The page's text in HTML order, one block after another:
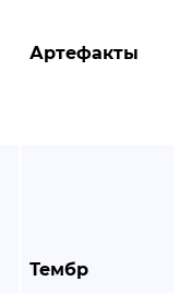
Артефакты
Тембр